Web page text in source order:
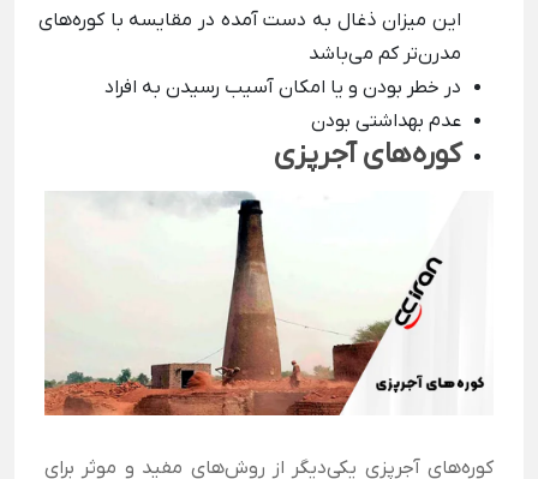
این میزان ذغال به دست آمده در مقایسه با کوره‌های
مدرن‌تر کم می‌باشد
در خطر بودن و یا امکان آسیب رسیدن به افراد
عدم بهداشتی بودن
کوره‌های آجرپزی
کوره‌های آجرپزی یکی‌دیگر از روش‌های مفید و موثر برای